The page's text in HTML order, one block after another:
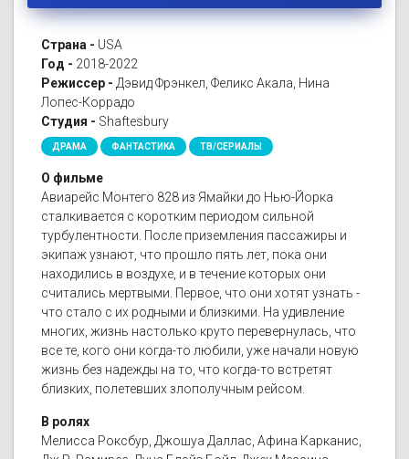
Страна - USA
Год - 2018-2022
Режиссер - Дэвид Фрэнкел, Феликс Акала, Нина
Лопес-Коррадо
Студия - Shaftesbury
ДРАМА ФАНТАСТИКА ТВ/СЕРИАЛЫ
О фильме
Авиарейс Монтего 828 из Ямайки до Нью-Йорка
сталкивается с коротким периодом сильной
турбулентности. После приземления пассажиры и
экипаж узнают, что прошло пять лет, пока они
находились в воздухе, и в течение которых они
считались мертвыми. Первое, что они хотят узнать -
что стало с их родными и близкими. На удивление
многих, жизнь настолько круто перевернулась, что
все те, кого они когда-то любили, уже начали новую
жизнь без надежды на то, что когда-то встретят
близких, полетевших злополучным рейсом.
В ролях
Мелисса Роксбур, Джошуа Даллас, Афина Карканис,